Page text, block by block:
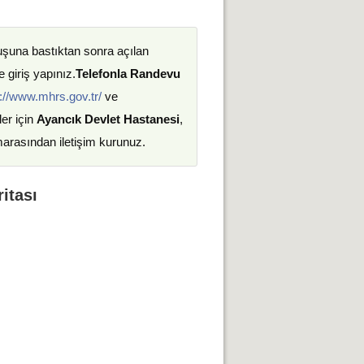
bastıktan sonra açılan
yapınız.Telefonla Randevu
www.mhrs.gov.tr/ve
için Ayancık Devlet Hastanesi,
iletişim kurunuz.